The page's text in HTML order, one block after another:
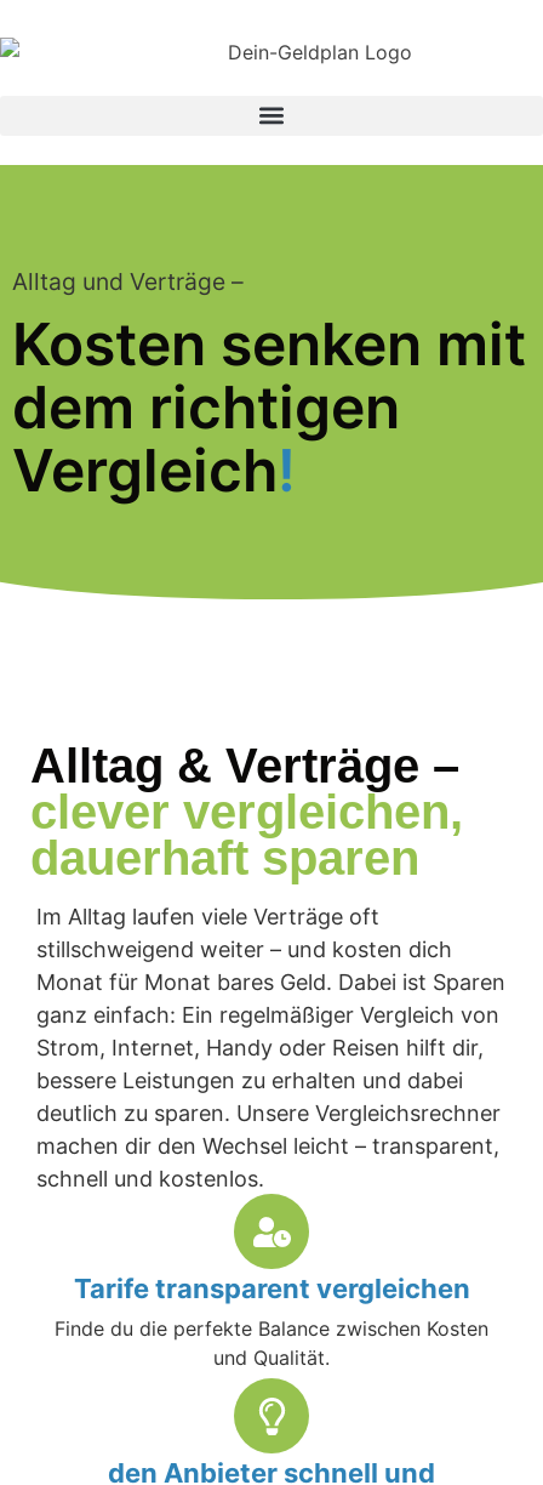
Alltag und Verträge –
Kosten senken mit
dem richtigen
Vergleich!
Alltag & Verträge –
clever vergleichen,
dauerhaft sparen
Im Alltag laufen viele Verträge oft
stillschweigend weiter – und kosten dich
Monat für Monat bares Geld. Dabei ist Sparen
ganz einfach: Ein regelmäßiger Vergleich von
Strom, Internet, Handy oder Reisen hilft dir,
bessere Leistungen zu erhalten und dabei
deutlich zu sparen. Unsere Vergleichsrechner
machen dir den Wechsel leicht – transparent,
schnell und kostenlos.
Tarife transparent vergleichen
Finde du die perfekte Balance zwischen Kosten
und Qualität.
den Anbieter schnell und